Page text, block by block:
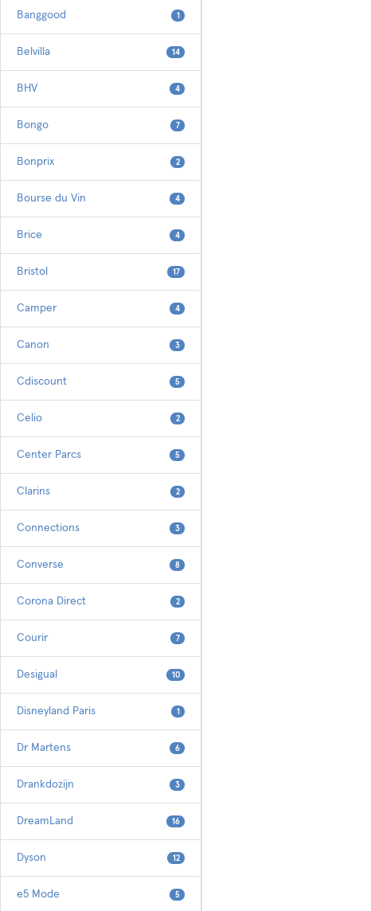
Banggood 1
Belvilla 14
BHV 4
Bongo 7
Bonprix 2
Bourse du Vin 4
Brice 4
Bristol 17
Camper 4
Canon 3
Cdiscount 5
Celio 2
Center Parcs 5
Clarins 2
Connections 3
Converse 8
Corona Direct 2
Courir 7
Desigual 10
Disneyland Paris 1
Dr Martens 6
Drankdozijn 3
DreamLand 16
Dyson 12
e5 Mode 5